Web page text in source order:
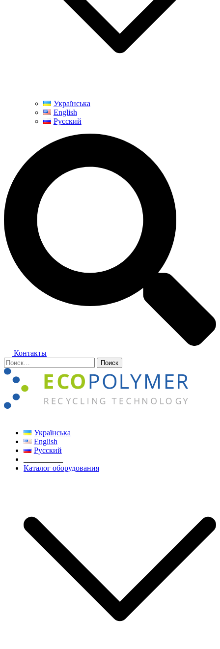
Українська
English
Русский
Контакты
Найти:
Українська
English
Русский
Каталог оборудования